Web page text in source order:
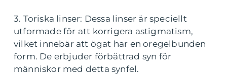
3. Toriska linser: Dessa linser är speciellt
utformade för att korrigera astigmatism,
vilket innebär att ögat har en oregelbunden
form. De erbjuder förbättrad syn för
människor med detta synfel.